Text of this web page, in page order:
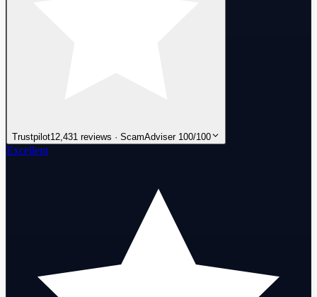
Trustpilot12,431 reviews · ScamAdviser 100/100
Excellent